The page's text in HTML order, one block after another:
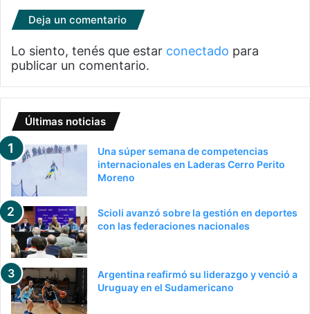
Deja un comentario
Lo siento, tenés que estar conectado para
publicar un comentario.
Últimas noticias
Una súper semana de competencias
internacionales en Laderas Cerro Perito
Moreno
Scioli avanzó sobre la gestión en deportes
con las federaciones nacionales
Argentina reafirmó su liderazgo y venció a
Uruguay en el Sudamericano